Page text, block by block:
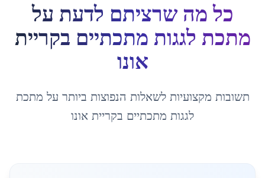
כל מה שרציתם לדעת על
מתכת לגגות מתכתיים בקריית
אונו
תשובות מקצועיות לשאלות הנפוצות ביותר על מתכת
לגגות מתכתיים בקריית אונו